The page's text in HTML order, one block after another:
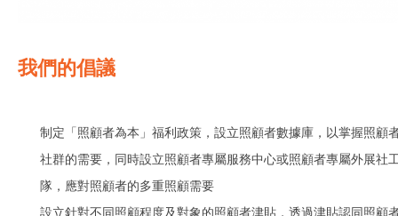
我們的倡議
制定「照顧者為本」福利政策，設立照顧者數據庫，以掌握照顧
社群的需要，同時設立照顧者專屬服務中心或照顧者專屬外展社
隊，應對照顧者的多重照顧需要
設立針對不同照顧程度及對象的照顧者津貼，透過津貼認同照顧